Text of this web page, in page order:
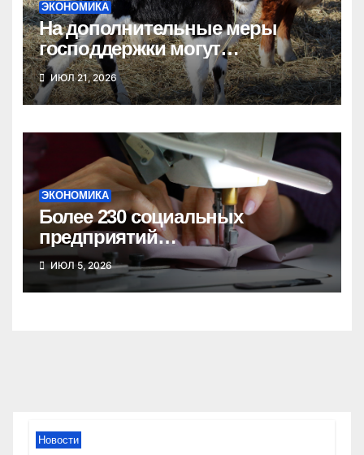
ЭКОНОМИКА
На дополнительные меры
господдержки могут
рассчитывать новосибирские
фермеры
ИЮЛ 21, 2026
ЭКОНОМИКА
Более 230 социальных
предприятий
зарегистрировано в
Новосибирской области
ИЮЛ 5, 2026
Новости